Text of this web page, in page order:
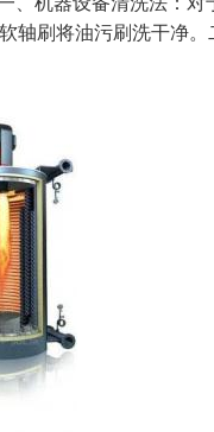
轴刷将油污刷洗干净